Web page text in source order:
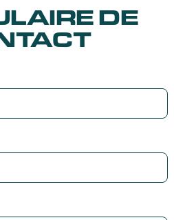
DE